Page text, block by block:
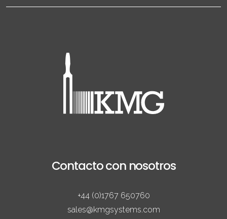
Contacto con nosotros
+44 (0)1767 650760
sales@kmgsystems.com